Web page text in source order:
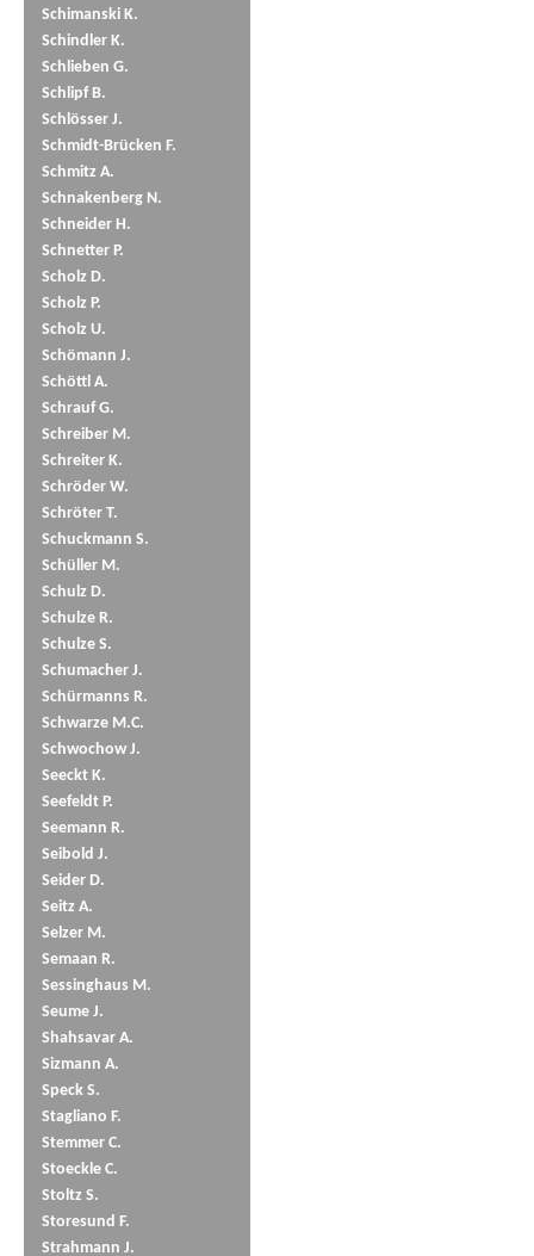
Schimanski K.
Schindler K.
Schlieben G.
Schlipf B.
Schlösser J.
Schmidt-Brücken F.
Schmitz A.
Schnakenberg N.
Schneider H.
Schnetter P.
Scholz D.
Scholz P.
Scholz U.
Schömann J.
Schöttl A.
Schrauf G.
Schreiber M.
Schreiter K.
Schröder W.
Schröter T.
Schuckmann S.
Schüller M.
Schulz D.
Schulze R.
Schulze S.
Schumacher J.
Schürmanns R.
Schwarze M.C.
Schwochow J.
Seeckt K.
Seefeldt P.
Seemann R.
Seibold J.
Seider D.
Seitz A.
Selzer M.
Semaan R.
Sessinghaus M.
Seume J.
Shahsavar A.
Sizmann A.
Speck S.
Stagliano F.
Stemmer C.
Stoeckle C.
Stoltz S.
Storesund F.
Strahmann J.